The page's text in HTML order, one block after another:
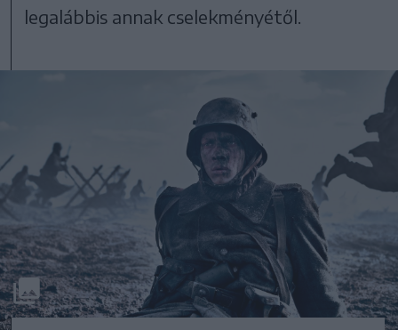
legalábbis annak cselekményétől.